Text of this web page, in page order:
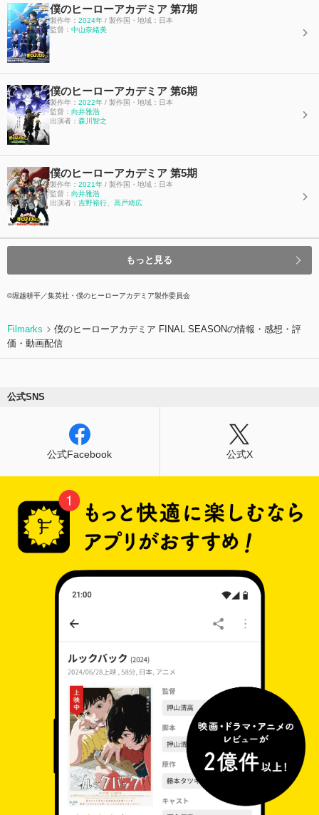
デクは最高のヒーローになるべく成長していく。
僕のヒーローアカデミア 第7期
製作年： 2024年 / 製作国・地域：日本
監督： 中山奈緒美
僕のヒーローアカデミア 第6期
製作年： 2022年 / 製作国・地域：日本
監督： 向井雅浩
出演者： 森川智之
僕のヒーローアカデミア 第5期
製作年： 2021年 / 製作国・地域：日本
監督： 向井雅浩
出演者： 吉野裕行 高戸靖広
もっと見る
©堀越耕平／集英社・僕のヒーローアカデミア製作委員会
Filmarks
僕のヒーローアカデミア FINAL SEASONの情報・感想・評
価・動画配信
公式SNS
公式Facebook 公式X